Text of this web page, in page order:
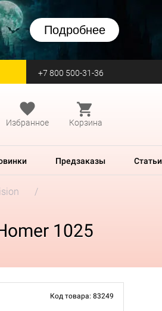
Подробнее
+7 800 500-31-36
Избранное Корзина
Предзаказы Статьи
1025
Код товара: 83249